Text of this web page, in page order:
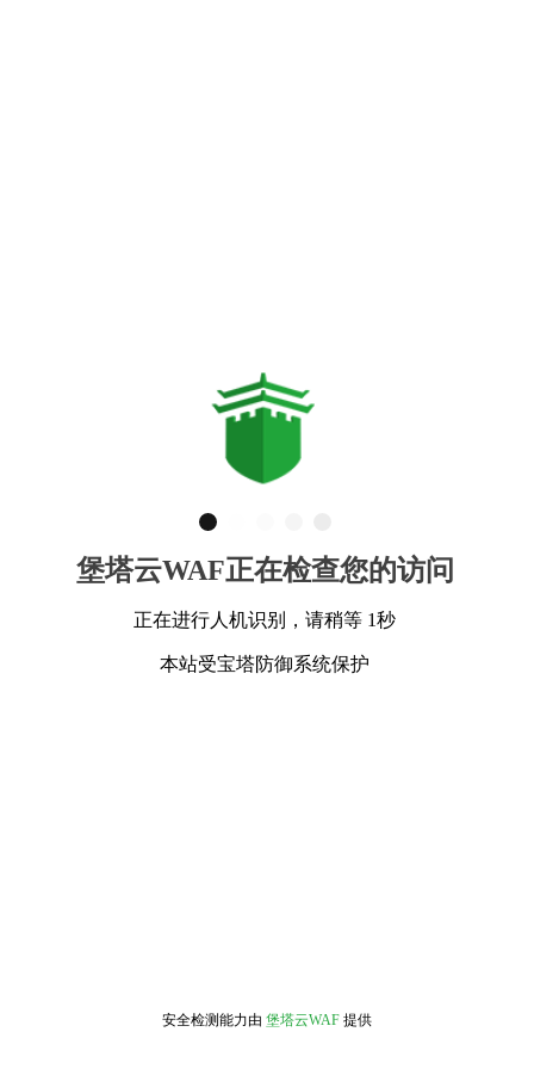
堡塔云WAF正在检查您的访问
正在进行人机识别，请稍等 1秒
本站受宝塔防御系统保护
安全检测能力由 堡塔云WAF 提供